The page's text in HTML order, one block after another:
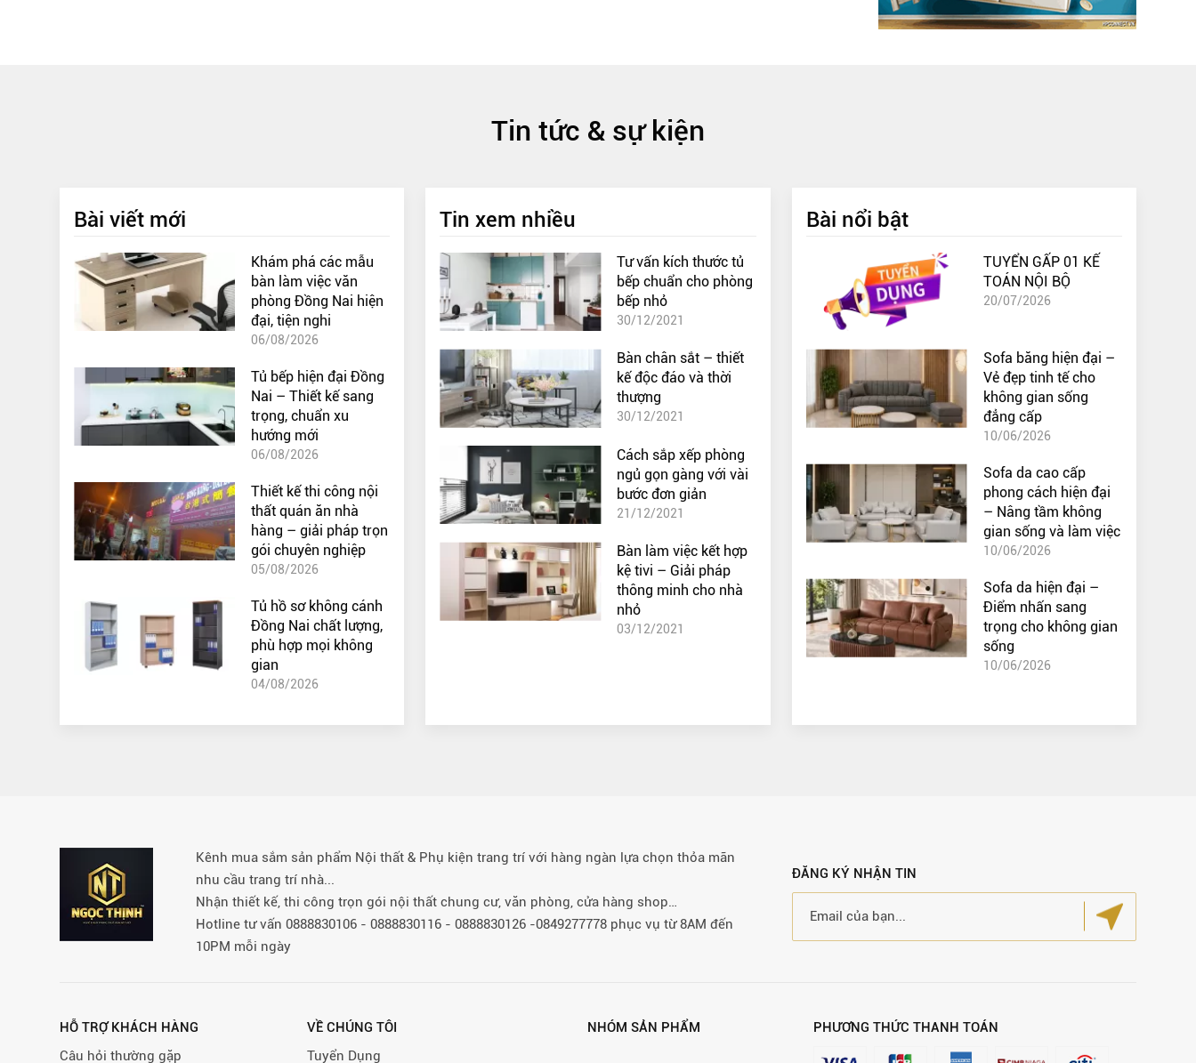
Tin tức & sự kiện
Bài viết mới
Khám phá các mẫu
bàn làm việc văn
phòng Đồng Nai hiện
đại, tiện nghi
06/08/2026
Tủ bếp hiện đại Đồng
Nai – Thiết kế sang
trọng, chuẩn xu
hướng mới
06/08/2026
Thiết kế thi công nội
thất quán ăn nhà
hàng – giải pháp trọn
gói chuyên nghiệp
05/08/2026
Tủ hồ sơ không cánh
Đồng Nai chất lượng,
phù hợp mọi không
gian
04/08/2026
Tin xem nhiều
Tư vấn kích thước tủ
bếp chuẩn cho phòng
bếp nhỏ
30/12/2021
Bàn chân sắt – thiết
kế độc đáo và thời
thượng
30/12/2021
Cách sắp xếp phòng
ngủ gọn gàng với vài
bước đơn giản
21/12/2021
Bàn làm việc kết hợp
kệ tivi – Giải pháp
thông minh cho nhà
nhỏ
03/12/2021
Bài nổi bật
TUYỂN GẤP 01 KẾ
TOÁN NỘI BỘ
20/07/2026
Sofa băng hiện đại –
Vẻ đẹp tinh tế cho
không gian sống
đẳng cấp
10/06/2026
Sofa da cao cấp
phong cách hiện đại
– Nâng tầm không
gian sống và làm việc
10/06/2026
Sofa da hiện đại –
Điểm nhấn sang
trọng cho không gian
sống
10/06/2026
Kênh mua sắm sản phẩm Nội thất & Phụ kiện trang trí với hàng ngàn lựa chọn thỏa mãn
nhu cầu trang trí nhà...
Nhận thiết kế, thi công trọn gói nội thất chung cư, văn phòng, cửa hàng shop…
Hotline tư vấn 0888830106 - 0888830116 - 0888830126 -0849277778 phục vụ từ 8AM đến
10PM mỗi ngày
ĐĂNG KÝ NHẬN TIN
HỖ TRỢ KHÁCH HÀNG
Câu hỏi thường gặp
VỀ CHÚNG TÔI
Tuyển Dụng
NHÓM SẢN PHẨM PHƯƠNG THỨC THANH TOÁN